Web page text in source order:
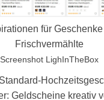
für
Frischvermählte
Screenshot LighInTheBox
Geldscheine kreativ